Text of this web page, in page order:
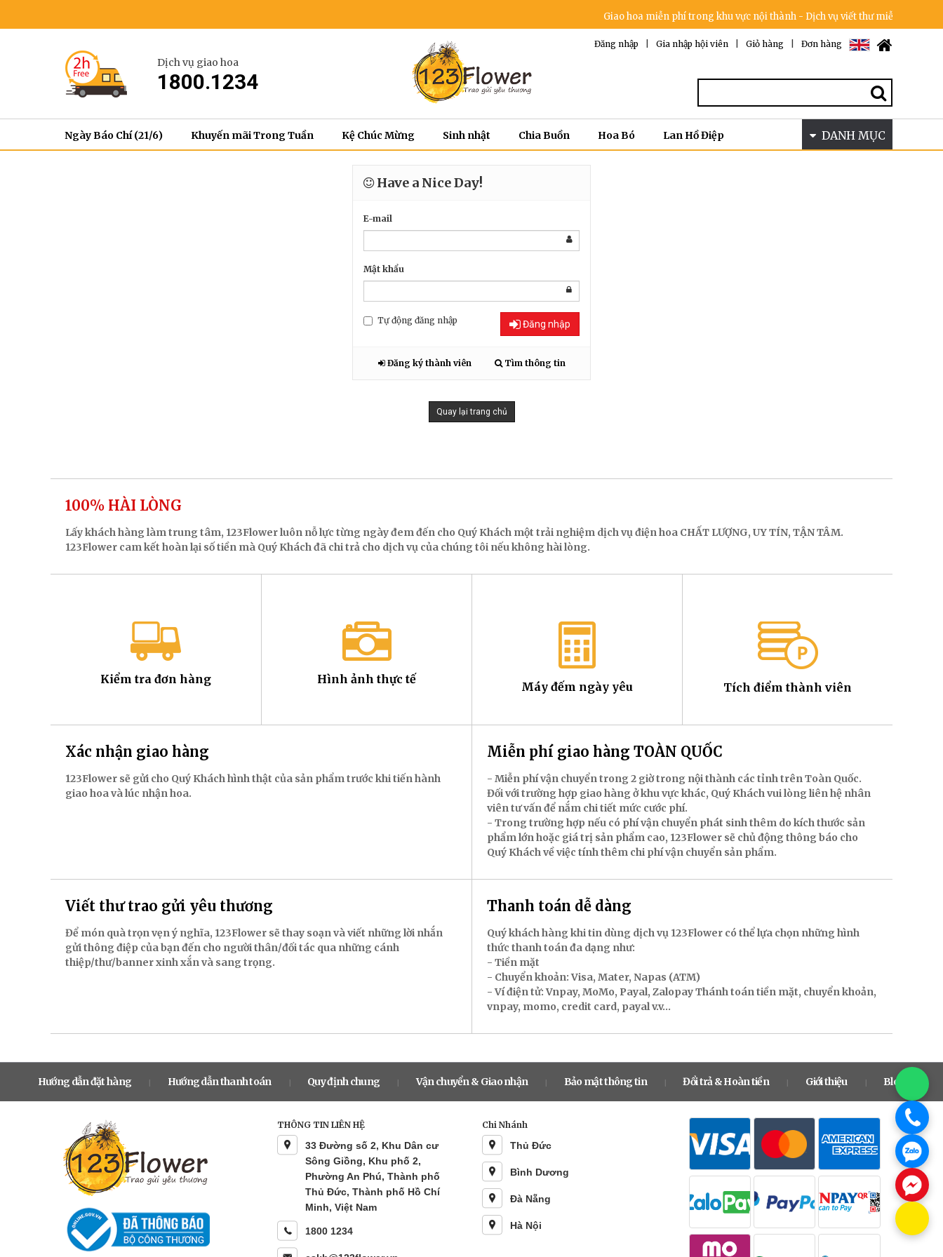
Giao hoa miễn phí trong khu vực nội thành - Dịch vụ viết thư miễn phí - Cam
Dịch vụ giao hoa
1800.1234
Đơn hàng
Giỏ hàng
Gia nhập hội viên
Đăng nhập
Ngày Báo Chí (21/6) Khuyến mãi Trong Tuần Kệ Chúc Mừng Sinh nhật Chia Buồn Hoa Bó Lan Hồ Điệp DANH MỤC
Have a Nice Day!
E-mail
Mật khẩu
Tự động đăng nhập Đăng nhập
Đăng ký thành viên Tìm thông tin
Quay lại trang chủ
100% HÀI LÒNG
Lấy khách hàng làm trung tâm, 123Flower luôn nỗ lực từng ngày đem đến cho Quý Khách một trải nghiệm dịch vụ điện hoa CHẤT LƯỢNG, UY TÍN, TẬN TÂM.
123Flower cam kết hoàn lại số tiền mà Quý Khách đã chi trả cho dịch vụ của chúng tôi nếu không hài lòng.
Kiểm tra đơn hàng Hình ảnh thực tế
Máy đếm ngày yêu Tích điểm thành viên
Xác nhận giao hàng
123Flower sẽ gửi cho Quý Khách hình thật của sản phẩm trước khi tiến hành
giao hoa và lúc nhận hoa.
Miễn phí giao hàng TOÀN QUỐC
- Miễn phí vận chuyển trong 2 giờ trong nội thành các tỉnh trên Toàn Quốc.
Đối với trường hợp giao hàng ở khu vực khác, Quý Khách vui lòng liên hệ nhân
viên tư vấn để nắm chi tiết mức cước phí.
- Trong trường hợp nếu có phí vận chuyển phát sinh thêm do kích thước sản
phẩm lớn hoặc giá trị sản phẩm cao, 123Flower sẽ chủ động thông báo cho
Quý Khách về việc tính thêm chi phí vận chuyển sản phẩm.
Viết thư trao gửi yêu thương
Để món quà trọn vẹn ý nghĩa, 123Flower sẽ thay soạn và viết những lời nhắn
gửi thông điệp của bạn đến cho người thân/đối tác qua những cánh
thiệp/thư/banner xinh xắn và sang trọng.
Thanh toán dễ dàng
Quý khách hàng khi tin dùng dịch vụ 123Flower có thể lựa chọn những hình
thức thanh toán đa dạng như:
- Tiền mặt
- Chuyển khoản: Visa, Mater, Napas (ATM)
- Ví điện tử: Vnpay, MoMo, Payal, Zalopay Thánh toán tiền mặt, chuyển khoản,
vnpay, momo, credit card, payal v.v...
Hướng dẫn đặt hàng | Hướng dẫn thanh toán | Quy định chung | Vận chuyển & Giao nhận | Bảo mật thông tin | Đổi trả & Hoàn tiền | Giới thiệu Blog
THÔNG TIN LIÊN HỆ
33 Đường số 2, Khu Dân cư
Sông Giồng, Khu phố 2,
Phường An Phú, Thành phố
Thủ Đức, Thành phố Hồ Chí
Minh, Việt Nam
1800 1234
Chi Nhánh
Thủ Đức
Bình Dương
Đà Nẵng
Hà Nội